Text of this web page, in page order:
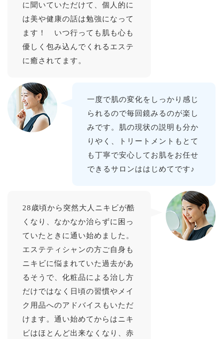
に聞いていただけて、個人的に
は美や健康の話は勉強になって
ます！ いつ行っても肌も心も
優しく包み込んでくれるエステ
に癒されてます。
一度で肌の変化をしっかり感じ
られるので毎回鏡みるのが楽し
みです。肌の現状の説明も分か
りやく、トリートメントもとて
も丁寧で安心してお肌をお任せ
できるサロンははじめてです♪
28歳頃から突然大人ニキビが酷
くなり、なかなか治らずに困っ
ていたときに通い始めました。
エステティシャンの方ご自身も
ニキビに悩まれていた過去があ
るそうで、化粧品による治し方
だけではなく日頃の習慣やメイ
ク用品へのアドバイスもいただ
けます。通い始めてからはニキ
ビはほとんど出来なくなり、赤